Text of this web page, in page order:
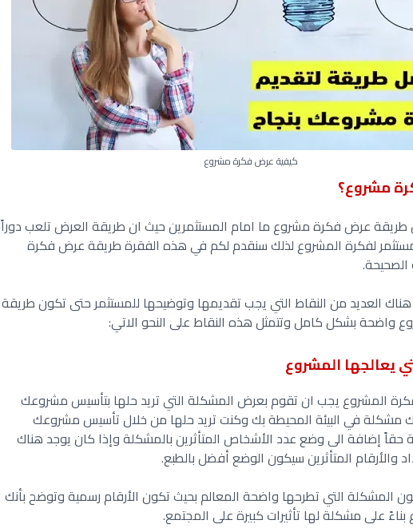
كيفية عرض فكرة مشروع
مشروع؟
عرض فكرة مشروع ما امام المستثمرين حيث ان طريقة العرض تلعب دوراً
لفكرة المشروع لذلك سنقدم لكم في هذه الفقرة طريقة عرض فكرة
الصحيحة.
العديد من النقاط التي يجب تقديمها وتوضيحها للمستثمر حتى تكون طريقة
واضحة بشكل كامل وتتمثل هذه النقاط على النحو الاتي:
المشروع يجب ان تقوم بعرض المشكلة التي تريد حلها بتأسيس مشروعك
مشكلة في البيئة المحيطة بك وكنت تريد حلها من خلال تأسيس مشروعك
حقاً إضافة الى وضع عدد الأشخاص المتأثرين بالمشكلة وإذا كان يوجد هناك
والأرقام المتأثرين سيكون الوضع أفضل بالطبع.
المشكلة التي تطرحها واضحة المعالم بحيث تكون الأرقام رسمية وتوضح بأنك
بناءً على مشكلة لها تأثيرات كبيرة على المجتمع.